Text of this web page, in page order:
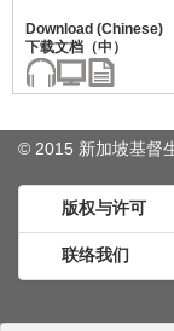
© 2015 新加坡基督
版权与许可
联络我们